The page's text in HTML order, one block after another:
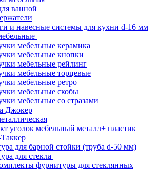
ванной
и навесные системы для кухни d-16 мм
мебельные керамика
мебельные кнопки
мебельные рейлинг
мебельные торцевые
мебельные ретро
мебельные скобы
мебельные со стразами
Джокер
уголок мебельный металл+ пластик
для барной стойки (труба d-50 мм)
для стекла
фурнитуры для стеклянных